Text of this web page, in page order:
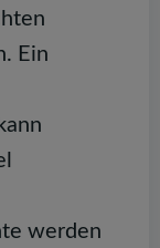
Ein
werden